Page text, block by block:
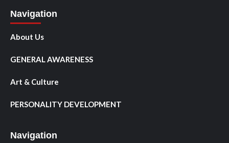
Navigation
About Us
GENERAL AWARENESS
Art & Culture
PERSONALITY DEVELOPMENT
Navigation